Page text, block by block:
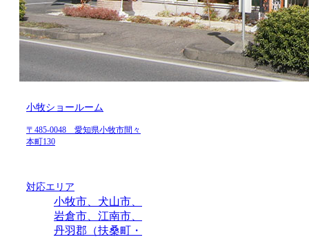
小牧ショールーム
〒485-0048 愛知県小牧市間々
本町130
対応エリア
小牧市、犬山市、
岩倉市、江南市、
丹羽郡（扶桑町・